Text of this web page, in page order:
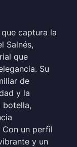
captura la
Salnés,
que
Su
de
y la
botella,
Con un perfil
y un